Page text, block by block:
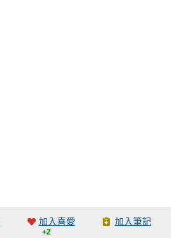
加入喜愛
+2
加入筆記